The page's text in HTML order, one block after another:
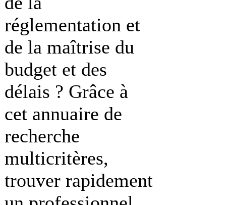
réglementation et
de la maîtrise du
budget et des
délais ? Grâce à
cet annuaire de
recherche
multicritères,
trouver rapidement